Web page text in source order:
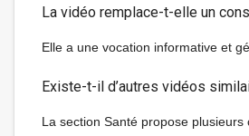
La vidéo remplace-t-elle un
Elle a une vocation informative et
Existe-t-il d’autres vidéos
La section Santé propose